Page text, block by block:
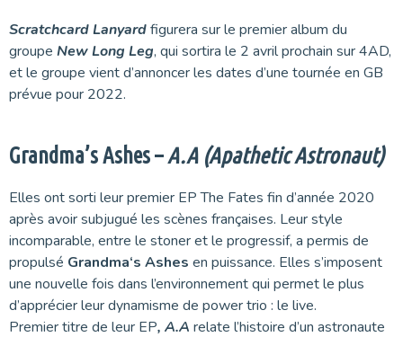
Scratchcard Lanyardfigurera sur le premier album du
groupe New Long Leg, qui sortira le 2 avril prochain sur 4AD,
et le groupe vient d’annoncer les dates d’une tournée en GB
prévue pour 2022.
Grandma’s Ashes –A.A (Apathetic Astronaut)
Elles ont sorti leur premier EP The Fates fin d’année 2020
après avoir subjugué les scènes françaises. Leur style
incomparable, entre le stoner et le progressif, a permis de
propulsé Grandma‘s Ashes en puissance. Elles s’imposent
une nouvelle fois dans l’environnement qui permet le plus
d’apprécier leur dynamisme de power trio : le live.
Premier titre de leur EP, A.A relate l’histoire d’un astronaute